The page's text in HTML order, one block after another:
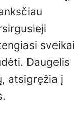
sveikai
Daugelis
atsigręžia į